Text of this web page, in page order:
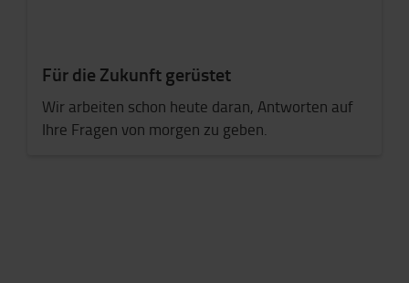
Für die Zukunft gerüstet
Wir arbeiten schon heute daran, Antworten auf
Ihre Fragen von morgen zu geben.